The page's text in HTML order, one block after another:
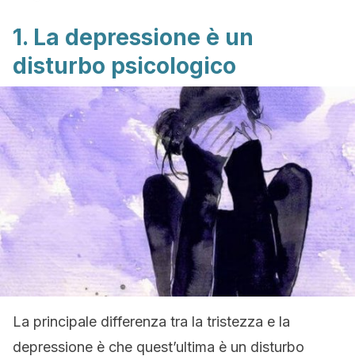
1. La depressione è un
disturbo psicologico
La principale differenza tra la tristezza e la
depressione è che quest’ultima è un disturbo